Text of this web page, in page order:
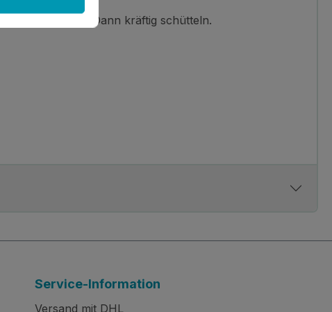
umfassen. Dann kräftig schütteln.
Service-Information
Versand mit DHL